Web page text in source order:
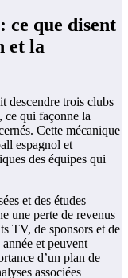
que disent
et la
descendre trois clubs
ce qui façonne la
Cette mécanique
espagnol et
des équipes qui
et des études
une perte de revenus
TV, de sponsors et de
et peuvent
d’un plan de
associées